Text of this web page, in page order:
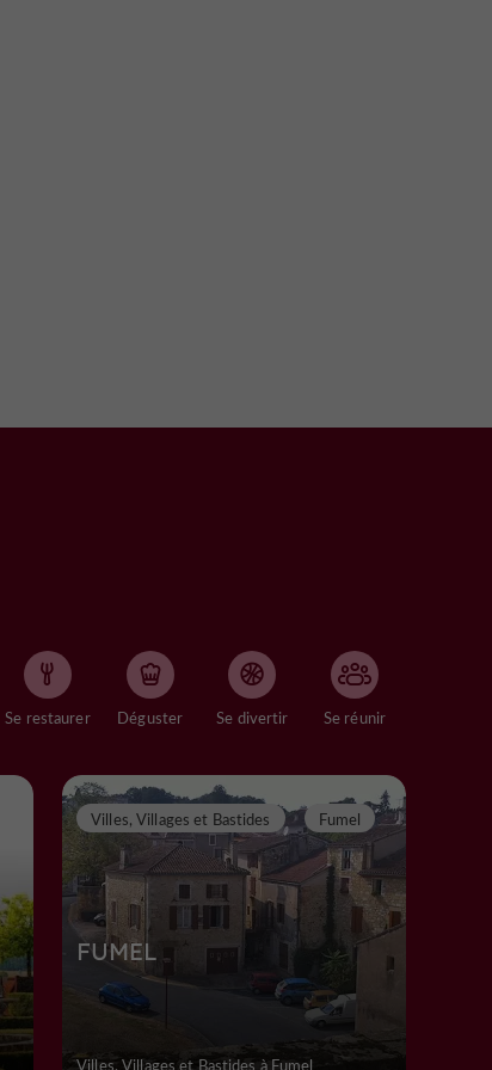
Se restaurer Déguster Se divertir Se réunir
FUMEL
Villes, Villages et Bastides Fumel
Villes, Villages et Bastides à Fumel